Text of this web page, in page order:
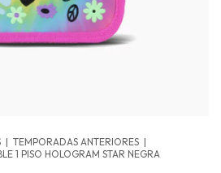
| TEMPORADAS ANTERIORES |
1 PISO HOLOGRAM STAR NEGRA